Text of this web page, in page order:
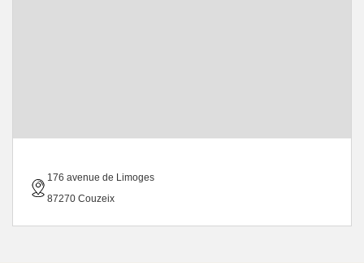
176 avenue de Limoges
87270 Couzeix